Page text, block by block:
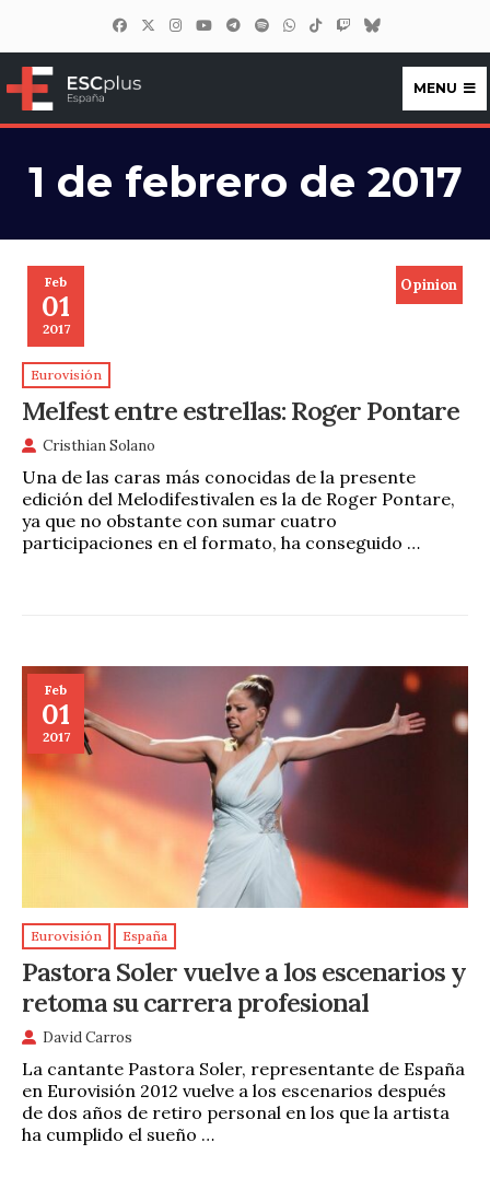
ESCplus España
MENU
1 de febrero de 2017
Feb
01
2017
Opinion
Eurovisión
Melfest entre estrellas: Roger Pontare
Cristhian Solano
Una de las caras más conocidas de la presente
edición del Melodifestivalen es la de Roger Pontare,
ya que no obstante con sumar cuatro
participaciones en el formato, ha conseguido …
Feb
01
2017
Eurovisión España
Pastora Soler vuelve a los escenarios y
retoma su carrera profesional
David Carros
La cantante Pastora Soler, representante de España
en Eurovisión 2012 vuelve a los escenarios después
de dos años de retiro personal en los que la artista
ha cumplido el sueño …